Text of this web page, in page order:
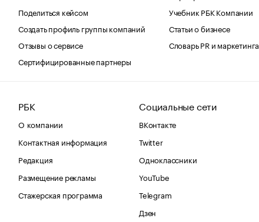
Поделиться кейсом
Создать профиль группы компаний
Отзывы о сервисе
Сертифицированные партнеры
Учебник РБК Компании
Статьи о бизнесе
Словарь PR и маркетинга
РБК
О компании
Контактная информация
Редакция
Размещение рекламы
Стажерская программа
Социальные сети
ВКонтакте
Twitter
Одноклассники
YouTube
Telegram
Дзен